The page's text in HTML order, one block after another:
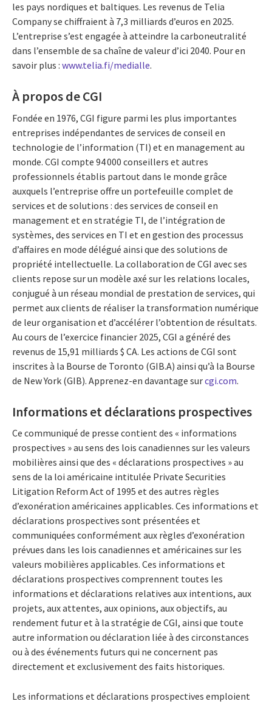
les pays nordiques et baltiques. Les revenus de Telia
Company se chiffraient à 7,3 milliards d’euros en 2025.
L’entreprise s’est engagée à atteindre la carboneutralité
dans l’ensemble de sa chaîne de valeur d’ici 2040. Pour en
savoir plus : www.telia.fi/medialle.
À propos de CGI
Fondée en 1976, CGI figure parmi les plus importantes
entreprises indépendantes de services de conseil en
technologie de l’information (TI) et en management au
monde. CGI compte 94 000 conseillers et autres
professionnels établis partout dans le monde grâce
auxquels l’entreprise offre un portefeuille complet de
services et de solutions : des services de conseil en
management et en stratégie TI, de l’intégration de
systèmes, des services en TI et en gestion des processus
d’affaires en mode délégué ainsi que des solutions de
propriété intellectuelle. La collaboration de CGI avec ses
clients repose sur un modèle axé sur les relations locales,
conjugué à un réseau mondial de prestation de services, qui
permet aux clients de réaliser la transformation numérique
de leur organisation et d’accélérer l’obtention de résultats.
Au cours de l’exercice financier 2025, CGI a généré des
revenus de 15,91 milliards $ CA. Les actions de CGI sont
inscrites à la Bourse de Toronto (GIB.A) ainsi qu’à la Bourse
de New York (GIB). Apprenez-en davantage surcgi.com.
Informations et déclarations prospectives
Ce communiqué de presse contient des « informations
prospectives » au sens des lois canadiennes sur les valeurs
mobilières ainsi que des « déclarations prospectives » au
sens de la loi américaine intitulée Private Securities
Litigation Reform Act of 1995 et des autres règles
d’exonération américaines applicables. Ces informations et
déclarations prospectives sont présentées et
communiquées conformément aux règles d’exonération
prévues dans les lois canadiennes et américaines sur les
valeurs mobilières applicables. Ces informations et
déclarations prospectives comprennent toutes les
informations et déclarations relatives aux intentions, aux
projets, aux attentes, aux opinions, aux objectifs, au
rendement futur et à la stratégie de CGI, ainsi que toute
autre information ou déclaration liée à des circonstances
ou à des événements futurs qui ne concernent pas
directement et exclusivement des faits historiques.
Les informations et déclarations prospectives emploient